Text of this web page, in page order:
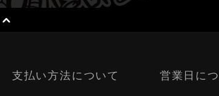
支払い方法について 営業日に